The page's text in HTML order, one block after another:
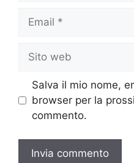
Email
Sito
web
Salva il mio nome,
browser per la
commento.